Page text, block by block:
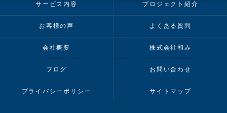
サービス内容 プロジェクト紹介
お客様の声 よくある質問
会社概要 株式会社和み
ブログ お問い合わせ
プライバシーポリシー サイトマップ